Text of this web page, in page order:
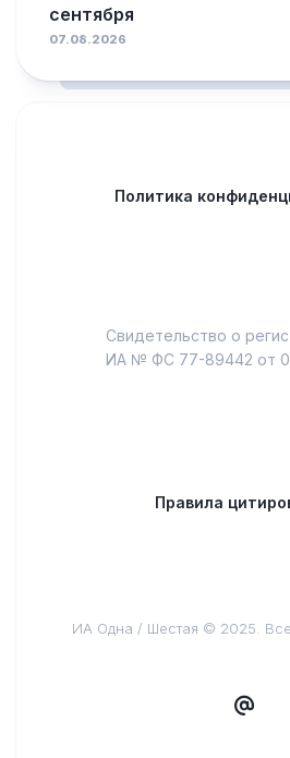
сентября
07.08.2026
Политика
Свидетельство о
ИА № ФС 77-89442 от
Правила
ИА Одна / Шестая © 2025.